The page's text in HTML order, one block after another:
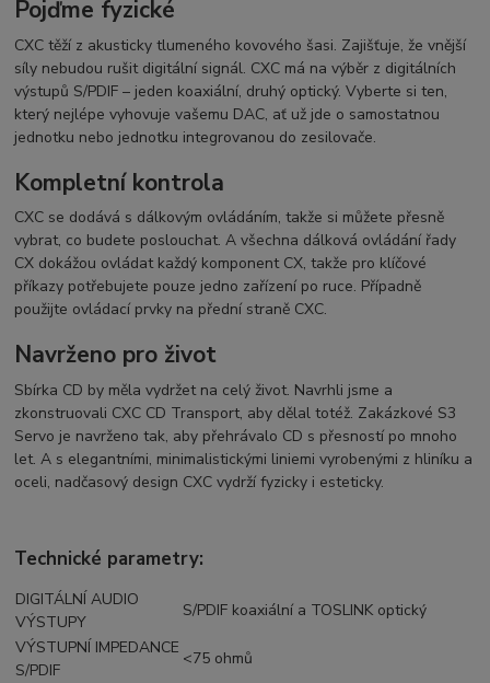
Pojďme fyzické
CXC těží z akusticky tlumeného kovového šasi. Zajišťuje, že vnější
síly nebudou rušit digitální signál. CXC má na výběr z digitálních
výstupů S/PDIF – jeden koaxiální, druhý optický. Vyberte si ten,
který nejlépe vyhovuje vašemu DAC, ať už jde o samostatnou
jednotku nebo jednotku integrovanou do zesilovače.
Kompletní kontrola
CXC se dodává s dálkovým ovládáním, takže si můžete přesně
vybrat, co budete poslouchat. A všechna dálková ovládání řady
CX dokážou ovládat každý komponent CX, takže pro klíčové
příkazy potřebujete pouze jedno zařízení po ruce. Případně
použijte ovládací prvky na přední straně CXC.
Navrženo pro život
Sbírka CD by měla vydržet na celý život. Navrhli jsme a
zkonstruovali CXC CD Transport, aby dělal totéž. Zakázkové S3
Servo je navrženo tak, aby přehrávalo CD s přesností po mnoho
let. A s elegantními, minimalistickými liniemi vyrobenými z hliníku a
oceli, nadčasový design CXC vydrží fyzicky i esteticky.
Technické parametry:
DIGITÁLNÍ AUDIO
VÝSTUPY
S/PDIF koaxiální a TOSLINK optický
VÝSTUPNÍ IMPEDANCE
S/PDIF
<75 ohmů